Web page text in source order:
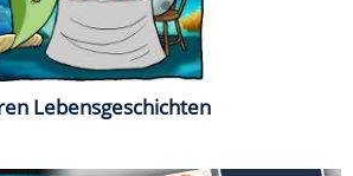
Lebensgeschichten